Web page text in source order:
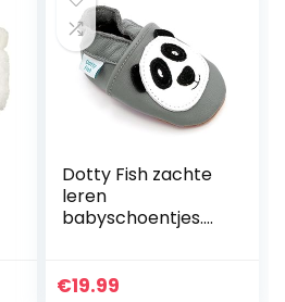
Dotty Fish zachte
leren
babyschoentjes.
Babyslofjes. Met
€19.99